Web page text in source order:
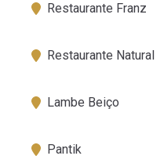
Restaurante Franz
Restaurante Natural
Lambe Beiço
Pantik